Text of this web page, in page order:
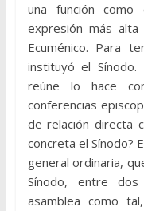
una función como
expresión más
Ecuménico. Para
instituyó el
reúne lo hace
conferencias
de relación directa
concreta el Sínodo?
general ordinaria,
Sínodo, entre
asamblea como